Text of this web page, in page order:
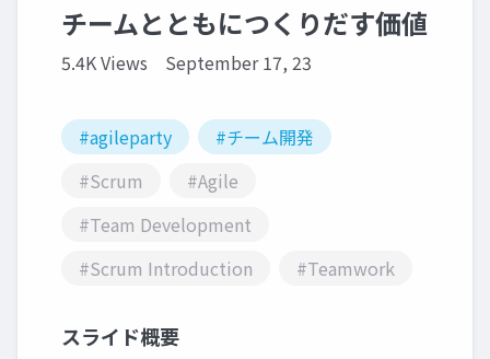
チームとともにつくりだす価値
5.4K Views September 17, 23
#agileparty
#チーム開発
#Scrum
#Agile
#Team Development
#Scrum Introduction
#Teamwork
スライド概要